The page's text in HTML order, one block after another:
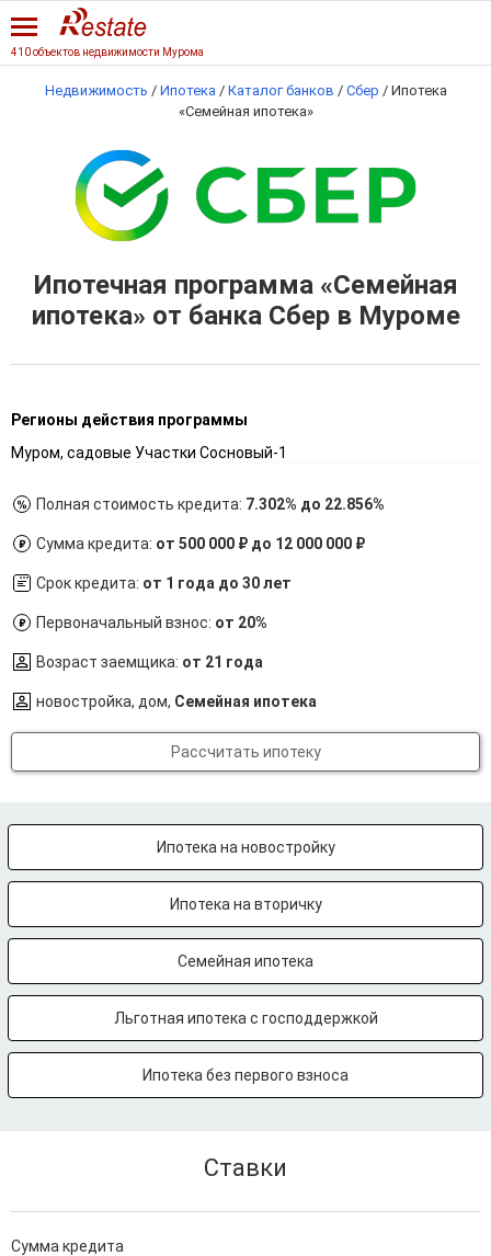
410 объектов недвижимости Мурома
Недвижимость / Ипотека / Каталог банков / Сбер / Ипотека
«Семейная ипотека»
Ипотечная программа «Семейная
ипотека» от банка Сбер в Муроме
Регионы действия программы
Муром, садовые Участки Сосновый-1
Полная стоимость кредита: 7.302% до 22.856%
Сумма кредита: от 500 000 ₽ до 12 000 000 ₽
Срок кредита: от 1 года до 30 лет
Первоначальный взнос: от 20%
Возраст заемщика: от 21 года
новостройка, дом, Семейная ипотека
Рассчитать ипотеку
Ипотека на новостройку
Ипотека на вторичку
Семейная ипотека
Льготная ипотека с господдержкой
Ипотека без первого взноса
Ставки
Сумма кредита